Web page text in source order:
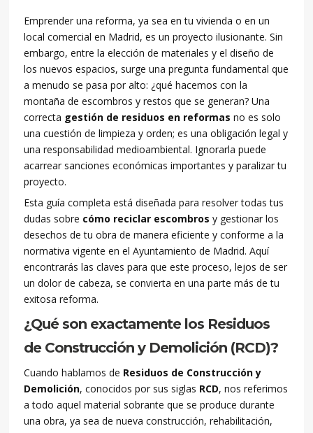
Emprender una reforma, ya sea en tu vivienda o en un
local comercial en Madrid, es un proyecto ilusionante. Sin
embargo, entre la elección de materiales y el diseño de
los nuevos espacios, surge una pregunta fundamental que
a menudo se pasa por alto: ¿qué hacemos con la
montaña de escombros y restos que se generan? Una
correcta gestión de residuos en reformas no es solo
una cuestión de limpieza y orden; es una obligación legal y
una responsabilidad medioambiental. Ignorarla puede
acarrear sanciones económicas importantes y paralizar tu
proyecto.
Esta guía completa está diseñada para resolver todas tus
dudas sobre cómo reciclar escombros y gestionar los
desechos de tu obra de manera eficiente y conforme a la
normativa vigente en el Ayuntamiento de Madrid. Aquí
encontrarás las claves para que este proceso, lejos de ser
un dolor de cabeza, se convierta en una parte más de tu
exitosa reforma.
¿Qué son exactamente los Residuos
de Construcción y Demolición (RCD)?
Cuando hablamos de Residuos de Construcción y
Demolición, conocidos por sus siglas RCD, nos referimos
a todo aquel material sobrante que se produce durante
una obra, ya sea de nueva construcción, rehabilitación,